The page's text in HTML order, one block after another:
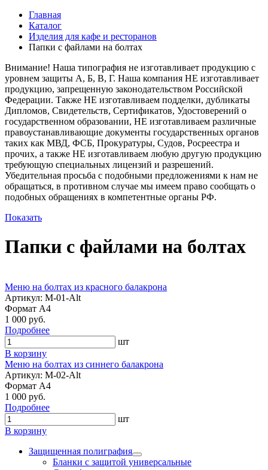
Главная
Каталог
Изделия для кафе и ресторанов
Папки с файлами на болтах
Внимание! Наша типография не изготавливает продукцию с
уровнем защиты А, Б, В, Г. Наша компания НЕ изготавливает
продукцию, запрещенную законодательством Российской
Федерации. Также НЕ изготавливаем подделки, дубликаты
Дипломов, Свидетельств, Сертификатов, Удостоверений о
государственном образовании, НЕ изготавливаем различные
правоустанавливающие документы государственных органов
таких как МВД, ФСБ, Прокуратуры, Судов, Росреестра и
прочих, а также НЕ изготавливаем любую другую продукцию
требующую специальных лицензий и разрешений.
Убедительная просьба с подобными предложениями к нам не
обращаться, в противном случае мы имеем право сообщать о
подобных обращениях в компетентные органы РФ.
Показать
Папки с файлами на болтах
Меню на болтах из красного балакрона
Артикул: М-01-Alt
Формат А4
1 000 руб.
Подробнее
шт
В корзину
Меню на болтах из синнего балакрона
Артикул: М-02-Alt
Формат А4
1 000 руб.
Подробнее
шт
В корзину
Защищенная полиграфия
Бланки с защитой универсальные